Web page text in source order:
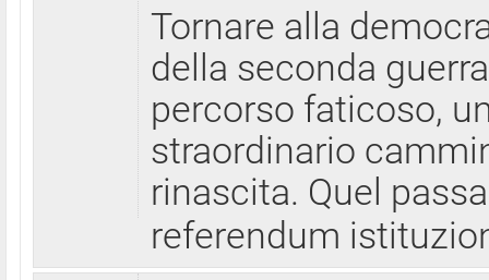
Tornare alla
della seconda
percorso faticoso,
straordinario
rinascita. Quel
referendum